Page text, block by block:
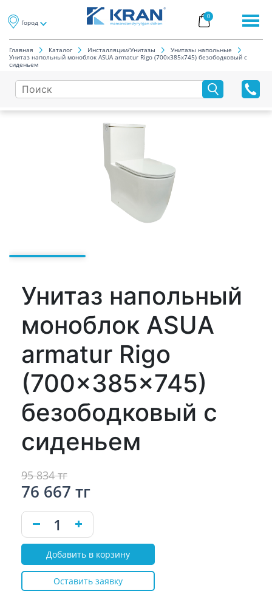
Город
0
Главная Каталог Инсталляции/Унитазы
Унитазы напольные
Унитаз напольный моноблок ASUA armatur Rigo (700x385x745) безободковый с
сиденьем
Унитаз напольный
моноблок ASUA
armatur Rigo
(700x385x745)
безободковый с
сиденьем
95 834 тг
76 667 тг
Добавить в корзину
Оставить заявку